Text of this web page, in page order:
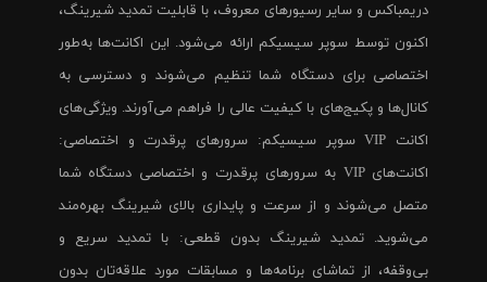
دریمباکس و سایر رسیورهای معروف، با قابلیت تمدید شیرینگ،
اکنون توسط سوپر سیسیکم ارائه می‌شود. این اکانت‌ها به‌طور
اختصاصی برای دستگاه شما تنظیم می‌شوند و دسترسی به
کانال‌ها و پکیج‌های با کیفیت عالی را فراهم می‌آورند. ویژگی‌های
اکانت VIP سوپر سیسیکم: سرورهای پرقدرت و اختصاصی:
اکانت‌های VIP به سرورهای پرقدرت و اختصاصی دستگاه شما
متصل می‌شوند و از سرعت و پایداری بالای شیرینگ بهره‌مند
می‌شوید. تمدید شیرینگ بدون قطعی: با تمدید سریع و
بی‌وقفه، از تماشای برنامه‌ها و مسابقات مورد علاقه‌تان بدون